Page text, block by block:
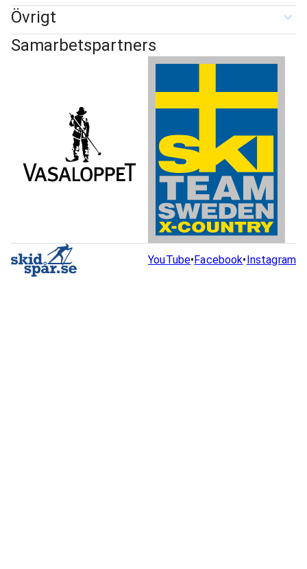
Övrigt
Samarbetspartners
YouTube•Facebook•Instagram